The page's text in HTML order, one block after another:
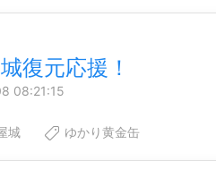
復元応援！
08:21:15
城 ゆかり黄金缶